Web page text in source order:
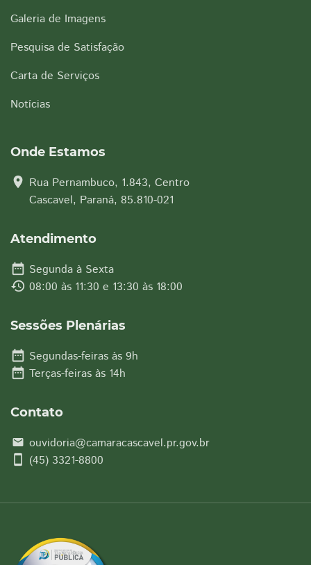
Galeria de Imagens
Pesquisa de Satisfação
Carta de Serviços
Notícias
Onde Estamos
location_on Rua Pernambuco, 1.843, Centro
Cascavel, Paraná, 85.810-021
Atendimento
date_range Segunda à Sexta
history 08:00 às 11:30 e 13:30 às 18:00
Sessões Plenárias
date_range Segundas-feiras às 9h
date_range Terças-feiras às 14h
Contato
email ouvidoria@camaracascavel.pr.gov.br
smartphone (45) 3321-8800